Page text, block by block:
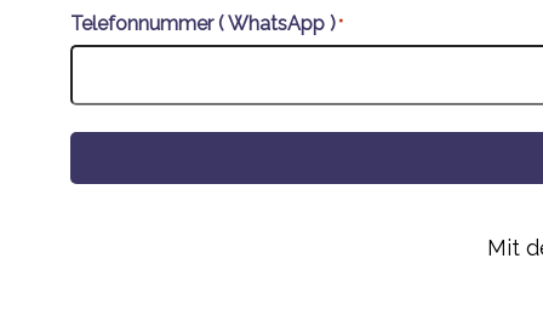
Telefonnummer ( WhatsApp )*
Mit